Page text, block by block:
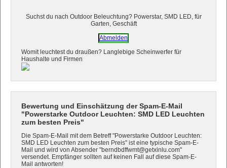
Suchst du nach Outdoor Beleuchtung? Powerstar, SMD LED, für
Garten, Geschäft
Abmelden
Womit leuchtest du draußen? Langlebige Scheinwerfer für
Haushalte und Firmen
Bewertung und Einschätzung der Spam-E-Mail
"Powerstarke Outdoor Leuchten: SMD LED Leuchten
zum besten Preis"
Die Spam-E-Mail mit dem Betreff "Powerstarke Outdoor Leuchten:
SMD LED Leuchten zum besten Preis" ist eine typische Spam-E-
Mail und wird von Absender "berndbdffwmt@getxinlu.com"
versendet. Empfänger sollten auf keinen Fall auf diese Spam-E-
Mail antworten!